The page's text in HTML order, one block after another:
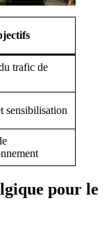
trafic de
sensibilisation
pour le